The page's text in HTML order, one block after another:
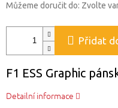
Můžeme doručit do: Zvolte
Přidat
F1 ESS Graphic
Detailní informace